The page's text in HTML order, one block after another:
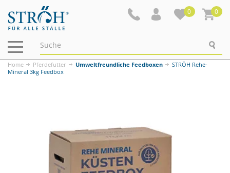
0 0
Navigation
ein-/ausblenden
Home Pferdefutter Umweltfreundliche Feedboxen
STRÖH Rehe-
Mineral 3kg Feedbox